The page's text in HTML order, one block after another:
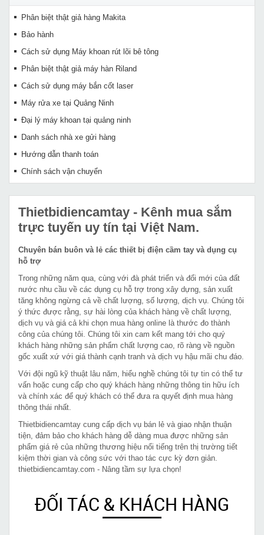
Phân biệt thật giả hàng Makita
Bảo hành
Cách sử dụng Máy khoan rút lõi bê tông
Phân biệt thật giả máy hàn Riland
Cách sử dụng máy bắn cốt laser
Máy rửa xe tại Quảng Ninh
Đại lý máy khoan tại quảng ninh
Danh sách nhà xe gửi hàng
Hướng dẫn thanh toán
Chính sách vận chuyển
Thietbidiencamtay - Kênh mua sắm
trực tuyến uy tín tại Việt Nam.
Chuyên bán buôn và lẻ các thiết bị điện cầm tay và dụng cụ
hỗ trợ
Trong những năm qua, cùng với đà phát triển và đổi mới của đất
nước nhu cầu về các dụng cụ hỗ trợ trong xây dựng, sản xuất
tăng không ngừng cả về chất lượng, số lượng, dịch vụ. Chúng tôi
ý thức được rằng, sự hài lòng của khách hàng về chất lượng,
dịch vụ và giá cả khi chọn mua hàng online là thước đo thành
công của chúng tôi. Chúng tôi xin cam kết mang tới cho quý
khách hàng những sản phẩm chất lượng cao, rõ ràng về nguồn
gốc xuất xứ với giá thành cạnh tranh và dịch vụ hậu mãi chu đáo.
Với đội ngũ kỹ thuật lâu năm, hiểu nghề chúng tôi tự tin có thể tư
vấn hoặc cung cấp cho quý khách hàng những thông tin hữu ích
và chính xác để quý khách có thể đưa ra quyết định mua hàng
thông thái nhất.
Thietbidiencamtay cung cấp dịch vụ bán lẻ và giao nhận thuận
tiện, đảm bảo cho khách hàng dễ dàng mua được những sản
phẩm giá rẻ của những thương hiệu nổi tiếng trên thị trường tiết
kiệm thời gian và công sức với thao tác cực kỳ đơn giản.
thietbidiencamtay.com - Nâng tầm sự lựa chọn!
ĐỐI TÁC & KHÁCH HÀNG